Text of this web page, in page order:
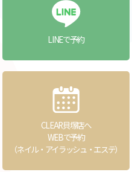
LINEで予約
CLEAR貝塚店へ
WEBで予約
（ネイル・アイラッシュ・エステ）